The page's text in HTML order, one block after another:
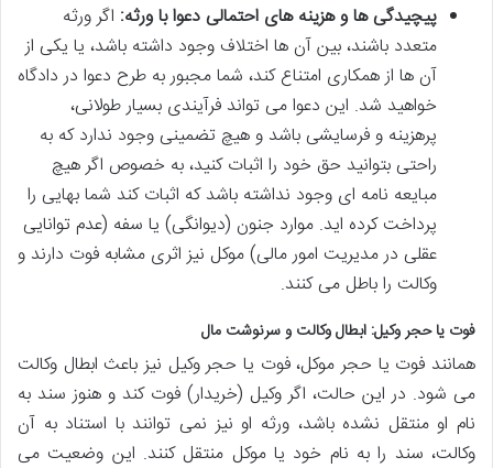
پیچیدگی ها و هزینه های احتمالی دعوا با ورثه: اگر ورثه
متعدد باشند، بین آن ها اختلاف وجود داشته باشد، یا یکی از
آن ها از همکاری امتناع کند، شما مجبور به طرح دعوا در دادگاه
خواهید شد. این دعوا می تواند فرآیندی بسیار طولانی،
پرهزینه و فرسایشی باشد و هیچ تضمینی وجود ندارد که به
راحتی بتوانید حق خود را اثبات کنید، به خصوص اگر هیچ
مبایعه نامه ای وجود نداشته باشد که اثبات کند شما بهایی را
پرداخت کرده اید. موارد جنون (دیوانگی) یا سفه (عدم توانایی
عقلی در مدیریت امور مالی) موکل نیز اثری مشابه فوت دارند و
وکالت را باطل می کنند.
فوت یا حجر وکیل: ابطال وکالت و سرنوشت مال
همانند فوت یا حجر موکل، فوت یا حجر وکیل نیز باعث ابطال وکالت
می شود. در این حالت، اگر وکیل (خریدار) فوت کند و هنوز سند به
نام او منتقل نشده باشد، ورثه او نیز نمی توانند با استناد به آن
وکالت، سند را به نام خود یا موکل منتقل کنند. این وضعیت می